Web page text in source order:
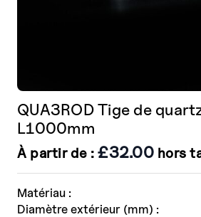
Matériau :
Diamètre extérieur (mm) :
QUA3ROD Tige de
L1000mm
À partir de : £32.00 hors